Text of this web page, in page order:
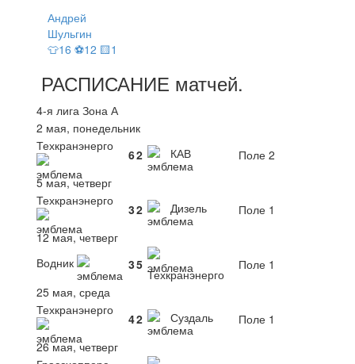
Андрей
Шульгин
👕16 ⚽12 🟨1
РАСПИСАНИЕ матчей.
4-я лига Зона А
2 мая, понедельник
Техкранэнерго
62 КАВ
Поле 2
5 мая, четверг
Техкранэнерго
32 Дизель
Поле 1
12 мая, четверг
Водник
35
Техкранэнерго
Поле 1
25 мая, среда
Техкранэнерго
42 Суздаль
Поле 1
26 мая, четверг